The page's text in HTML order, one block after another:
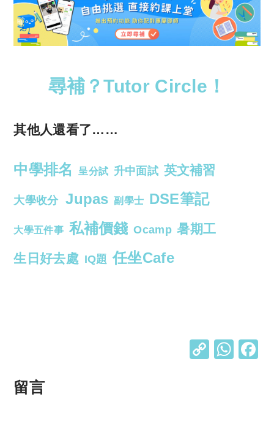
尋補？Tutor Circle！
其他人還看了……
中學排名 呈分試 升中面試 英文補習
大學收分 Jupas 副學士 DSE筆記
大學五件事 私補價錢 Ocamp 暑期工
生日好去處 IQ題 任坐Cafe
C W
留言